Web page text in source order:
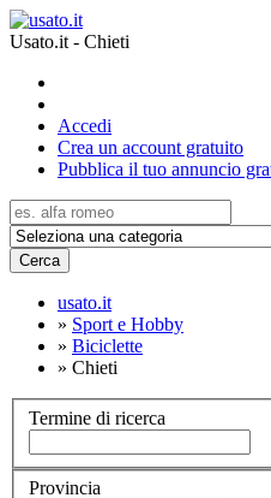
Usato.it - Chieti
Accedi
Crea un account gratuito
Pubblica il tuo annuncio
Cerca
usato.it
» Sport e Hobby
» Biciclette
» Chieti
Termine di ricerca
Provincia